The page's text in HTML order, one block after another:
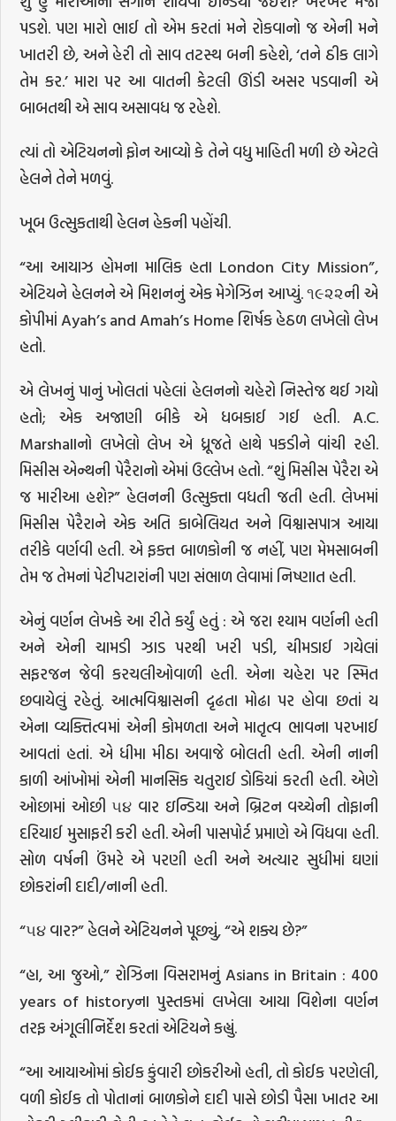
પડશે. પણ મારો ભાઈ તો એમ કરતાં મને રોકવાનો જ એની મને
ખાતરી છે, અને હેરી તો સાવ તટસ્થ બની કહેશે, ‘તને ઠીક લાગે
તેમ કર.’ મારા પર આ વાતની કેટલી ઊંડી અસર પડવાની એ
બાબતથી એ સાવ અસાવધ જ રહેશે.
ત્યાં તો એટિયનનો ફોન આવ્યો કે તેને વધુ માહિતી મળી છે એટલે
હેલને તેને મળવું.
ખૂબ ઉત્સુકતાથી હેલન હેકની પહોંચી.
“આ આયાઝ હોમના માલિક હતા London City Mission”,
એટિયને હેલનને એ મિશનનું એક મેગેઝિન આપ્યું. ૧૯૨૨ની એ
કોપીમાં Ayah’s and Amah’s Home શિર્ષક હેઠળ લખેલો લેખ
હતો.
એ લેખનું પાનું ખોલતાં પહેલાં હેલનનો ચહેરો નિસ્તેજ થઈ ગયો
હતો; એક અજાણી બીકે એ ધબકાઈ ગઈ હતી. A.C.
Marshallનો લખેલો લેખ એ ધ્રૂજતે હાથે પકડીને વાંચી રહી.
મિસીસ એન્થની પેરૈરાનો એમાં ઉલ્લેખ હતો. “શું મિસીસ પેરૈરા એ
જ મારીઆ હશે?” હેલનની ઉત્સુક્તા વધતી જતી હતી. લેખમાં
મિસીસ પેરૈરાને એક અતિ કાબેલિયત અને વિશ્વાસપાત્ર આયા
તરીકે વર્ણવી હતી. એ ફક્ત બાળકોની જ નહીં, પણ મેમસાબની
તેમ જ તેમનાં પેટીપટારાંની પણ સંભાળ લેવામાં નિષ્ણાત હતી.
એનું વર્ણન લેખકે આ રીતે કર્યું હતું : એ જરા શ્યામ વર્ણની હતી
અને એની ચામડી ઝાડ પરથી ખરી પડી, ચીમડાઈ ગયેલાં
સફરજન જેવી કરચલીઓવાળી હતી. એના ચહેરા પર સ્મિત
છવાયેલું રહેતું. આત્મવિશ્વાસની દૃઢતા મોઢા પર હોવા છતાં ય
એના વ્યક્તિત્વમાં એની કોમળતા અને માતૃત્વ ભાવના પરખાઈ
આવતાં હતાં. એ ધીમા મીઠા અવાજે બોલતી હતી. એની નાની
કાળી આંખોમાં એની માનસિક ચતુરાઈ ડોકિયાં કરતી હતી. એણે
ઓછામાં ઓછી ૫૪ વાર ઇન્ડિયા અને બ્રિટન વચ્ચેની તોફાની
દરિયાઈ મુસાફરી કરી હતી. એની પાસપોર્ટ પ્રમાણે એ વિધવા હતી.
સોળ વર્ષની ઉંમરે એ પરણી હતી અને અત્યાર સુધીમાં ઘણાં
છોકરાંની દાદી/નાની હતી.
“૫૪ વાર?” હેલને એટિયનને પૂછ્યું, “એ શક્ય છે?”
“હા, આ જુઓ,” રોઝિના વિસરામનું Asians in Britain : 400
years of historyના પુસ્તકમાં લખેલા આયા વિશેના વર્ણન
તરફ અંગૂલીનિર્દેશ કરતાં એટિયને કહ્યું.
“આ આયાઓમાં કોઈક કુંવારી છોકરીઓ હતી, તો કોઈક પરણેલી,
વળી કોઈક તો પોતાનાં બાળકોને દાદી પાસે છોડી પૈસા ખાતર આ